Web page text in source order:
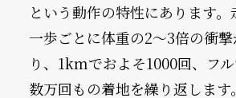
という動作の特性にあります
一歩ごとに体重の2〜3倍の衝
り、1kmでおよそ1000回、フ
数万回もの着地を繰り返します